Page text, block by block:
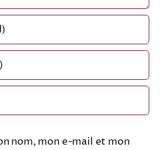
nom, mon e-mail et mon